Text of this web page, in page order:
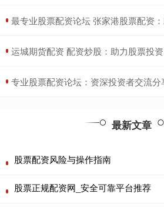
最专业股票配资论坛 张家港股票配资：助你
运城期货配资 配资炒股：助力股票投
专业股票配资论坛：资深投资者交流分
最新文章
股票配资风险与操作指南
股票正规配资网_安全可靠平台推荐